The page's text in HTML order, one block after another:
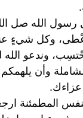
رسول الله صل
أعْطى، وكل شيءٍ
وندعو الله
وأن يلهمكم
عزاءك.
النفس المطمئنة